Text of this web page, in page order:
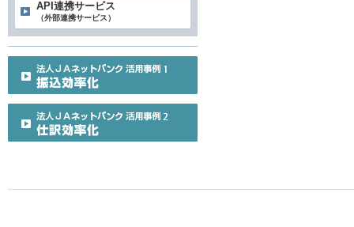
API連携サービス
（外部連携サービス）